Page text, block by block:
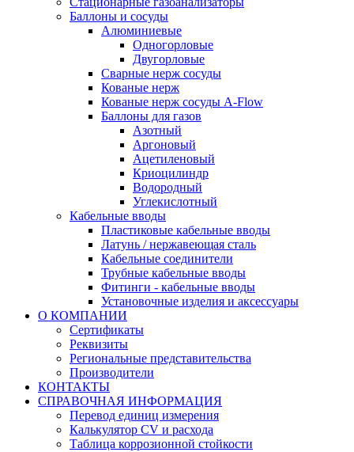
Баллоны и сосуды
Алюминиевые
Одногорловые
Двугорловые
Сварные нерж сосуды
Кованые нерж
Кованые нерж сосуды A-Flow
Баллоны для газов
Азотный
Аргоновый
Ацетиленовый
Криоцилиндр
Водородный
Углекислотный
Кабельные вводы
Пластиковые кабельные вводы
Латунь / нержавеющая сталь
Кабельные соединители
Трубные кабельные вводы
Фитинги - кабельные вводы
Установочные изделия и аксессуары
О КОМПАНИИ
Сертификаты
Реквизиты
Региональные представительства
Производители
КОНТАКТЫ
СПРАВОЧНАЯ ИНФОРМАЦИЯ
Перевод единиц измерения
Калькулятор CV и расхода
Таблица коррозионной стойкости